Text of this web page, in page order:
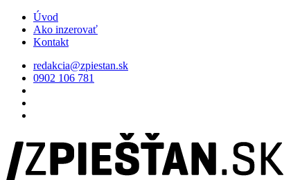
Úvod
Ako inzerovať
Kontakt
redakcia@zpiestan.sk
0902 106 781